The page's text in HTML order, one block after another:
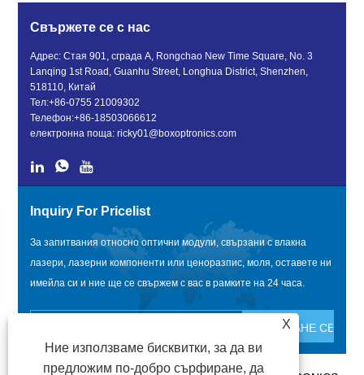
Свържете се с нас
Адрес: Стая 901, сграда A, Rongchao New Time Square, No. 3
Lanqing 1st Road, Guanhu Street, Longhua District, Shenzhen,
518110, Китай
Тел:+86-0755 21009302
Телефон:+86-18503066612
електронна поща:ricky01@boxoptronics.com
Inquiry For Pricelist
За запитвания относно оптични модули, свързани с влакна
лазери, лазерни компоненти или ценоразпис, моля, оставете ни
имейла си и ние ще се свържем с вас в рамките на 24 часа.
X
Ние използваме бисквитки, за да ви
предложим по-добро сърфиране, да